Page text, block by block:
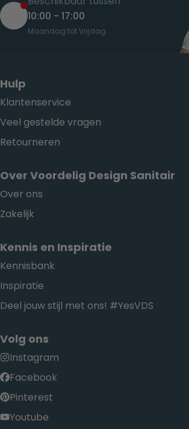
10:00 - 17:00
Maandag tot Vrijdag
Hulp
Klantenservice
Veel gestelde vragen
Retourneren
Over Voordelig Design Sanitair
Over ons
Zakelijk
Kennis en Inspiratie
Kennisbank
Inspiratie
Deel jouw stijl met ons! #YesVDS
Volg ons
Instagram
Facebook
Pinterest
Youtube